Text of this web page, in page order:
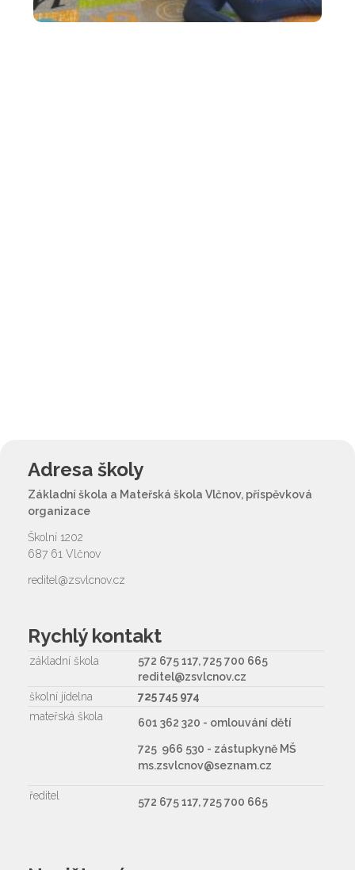
Adresa školy
Základní škola a Mateřská škola Vlčnov, příspěvková
organizace
Školní 1202
687 61 Vlčnov
reditel@zsvlcnov.cz
Rychlý kontakt
základní škola
572 675 117, 725 700 665
reditel@zsvlcnov.cz
školní jídelna
725 745 974
mateřská škola
601 362 320 - omlouvání dětí
725 966 530 - zástupkyně MŠ
ms.zsvlcnov@seznam.cz
ředitel 572 675 117, 725 700 665